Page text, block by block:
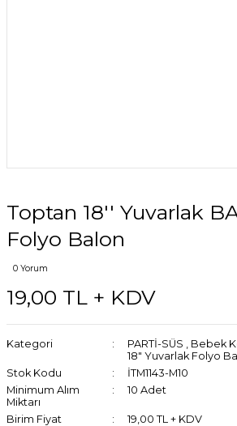
Toptan 18'' Yuvarlak
Folyo Balon
0 Yorum
19,00 TL + KDV
Kategori PARTİ-SÜS , Bebek
18" Yuvarlak Folyo
Stok Kodu
İTM1143-M10
Minimum Alım
Miktarı
10 Adet
Birim Fiyat 19,00 TL + KDV